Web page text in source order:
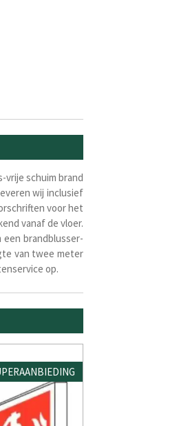
vrije schuim brand
wij inclusief
voor het
vanaf de vloer.
brandblusser-
van twee meter
op.